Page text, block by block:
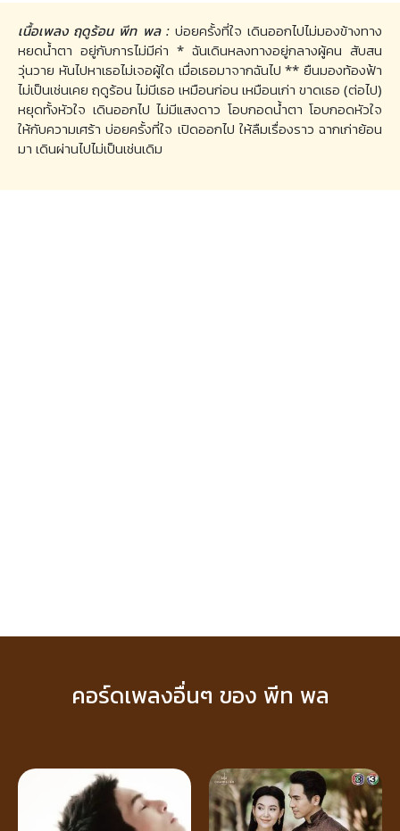
เนื้อเพลง ฤดูร้อน พีท พล : บ่อยครั้งที่ใจ เดินออกไปไม่มองข้างทาง
หยดน้ำตา อยู่กับการไม่มีค่า * ฉันเดินหลงทางอยู่กลางผู้คน สับสน
วุ่นวาย หันไปหาเธอไม่เจอผู้ใด เมื่อเธอมาจากฉันไป ** ยืนมองท้องฟ้า
ไม่เป็นเช่นเคย ฤดูร้อน ไม่มีเธอ เหมือนก่อน เหมือนเก่า ขาดเธอ (ต่อไป)
หยุดทั้งหัวใจ เดินออกไป ไม่มีแสงดาว โอบกอดน้ำตา โอบกอดหัวใจ
ให้กับความเศร้า บ่อยครั้งที่ใจ เปิดออกไป ให้ลืมเรื่องราว ฉากเก่าย้อน
มา เดินผ่านไปไม่เป็นเช่นเดิม
คอร์ดเพลงอื่นๆ ของ พีท พล